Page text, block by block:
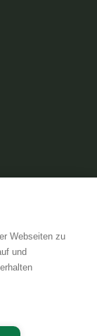
Webseiten zu
und